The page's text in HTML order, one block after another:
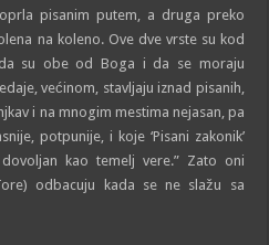
pisanim putem, a druga preko
na koleno. Ove dve vrste su kod
su obe od Boga i da se moraju
većinom, stavljaju iznad pisanih,
i na mnogim mestima nejasan, pa
potpunije, i koje ‘Pisani zakonik’
kao temelj vere.” Zato oni
odbacuju kada se ne slažu sa